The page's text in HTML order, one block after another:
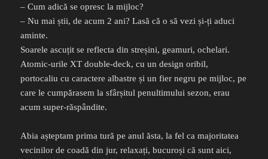
– Cum adică se opresc la mijloc?
– Nu mai știi, de acum 2 ani? Lasă că o să vezi și-ți aduci
aminte.
Soarele ascuțit se reflecta din streșini, geamuri, ochelari.
Atomic-urile XT double-deck, cu un design oribil,
portocaliu cu caractere albastre și un fier negru pe mijloc, pe
care le cumpărasem la sfârșitul penultimului sezon, erau
acum super-răspândite.
Abia așteptam prima tură pe anul ăsta, la fel ca majoritatea
vecinilor de coadă din jur, relaxați, bucuroși că sunt aici,